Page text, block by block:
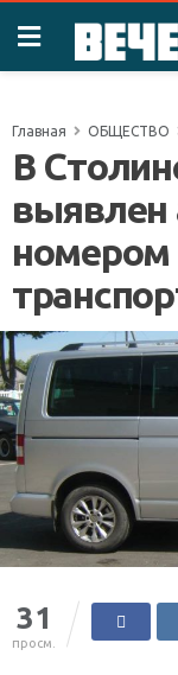
Главная ОБЩЕСТВО
В
выявлен
номером
31
просм.